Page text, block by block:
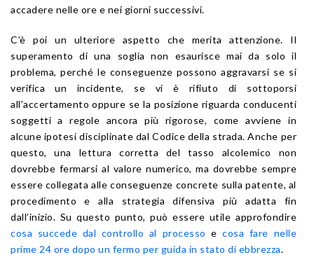
accadere nelle ore e nei giorni successivi.
C’è poi un ulteriore aspetto che merita attenzione. Il
superamento di una soglia non esaurisce mai da solo il
problema, perché le conseguenze possono aggravarsi se si
verifica un incidente, se vi è rifiuto di sottoporsi
all’accertamento oppure se la posizione riguarda conducenti
soggetti a regole ancora più rigorose, come avviene in
alcune ipotesi disciplinate dal Codice della strada. Anche per
questo, una lettura corretta del tasso alcolemico non
dovrebbe fermarsi al valore numerico, ma dovrebbe sempre
essere collegata alle conseguenze concrete sulla patente, al
procedimento e alla strategia difensiva più adatta fin
dall’inizio. Su questo punto, può essere utile approfondire
cosa succede dal controllo al processo ecosa fare nelle
prime 24 ore dopo un fermo per guida in stato di ebbrezza.